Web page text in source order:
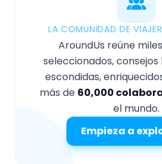
LA COMUNIDAD DE
AroundUs reúne
seleccionados, consejos
escondidas,
más de 60,000
el mundo.
Empieza a